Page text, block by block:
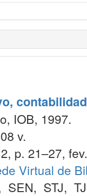
IOB, 1997.
v.
p. 21–27,
Virtual de
SEN, STJ,